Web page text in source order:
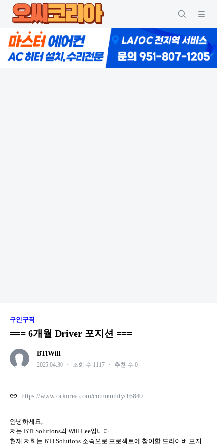
구인구직
=== 6개월 Driver 포지션 ===
BTIWill
2025.04.30 ・ 조회 수 1117 ・ 추천 수 0
https://www.ockorea.com/community/16840
안녕하세요,
저는 BTI Solutions의 Will Lee입니다.
현재 저희는 BTI Solutions 소속으로 프로젝트에 참여할 드라이버 포지